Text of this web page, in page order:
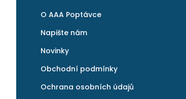
O AAA Poptávce
Napište nám
Novinky
Obchodní podmínky
Ochrana osobních údajů